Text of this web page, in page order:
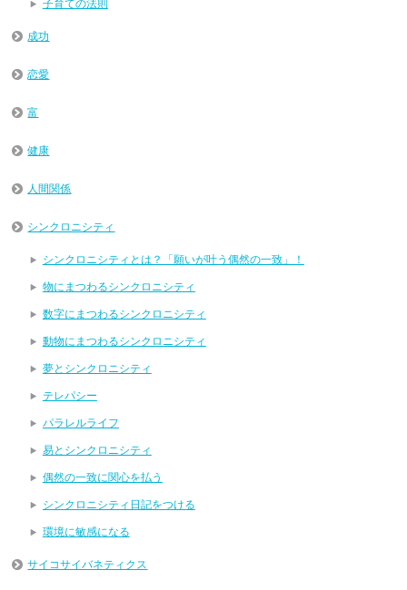
子育ての法則
成功
恋愛
富
健康
人間関係
シンクロニシティ
シンクロニシティとは？「願いが叶う偶然の一致」！
物にまつわるシンクロニシティ
数字にまつわるシンクロニシティ
動物にまつわるシンクロニシティ
夢とシンクロニシティ
テレパシー
パラレルライフ
易とシンクロニシティ
偶然の一致に関心を払う
シンクロニシティ日記をつける
環境に敏感になる
サイコサイバネティクス